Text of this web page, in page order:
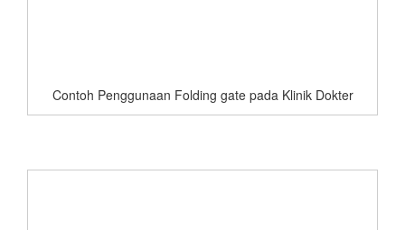
Contoh Penggunaan Folding gate pada Klinik Dokter